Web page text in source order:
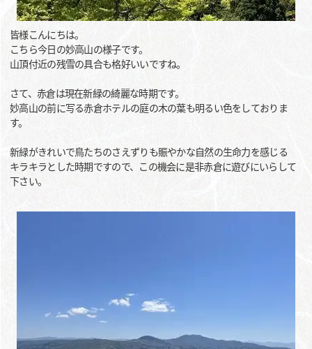
皆様こんにちは。
こちら今日の妙高山の様子です。
山頂付近の残雪の具合も格好いいですね。
さて、赤倉は現在新緑の綺麗な時期です。
妙高山の前に写る赤倉ホテルの庭の木の葉も明るい色をしておりま
す。
新緑がきれいで鳥たちのさえずりも賑やかな自然の生命力を感じる
キラキラとした時期ですので、この機会に是非赤倉に遊びにいらして
下さい。